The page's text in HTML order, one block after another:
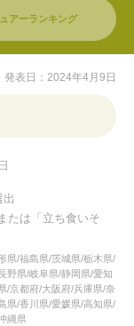
アーランキング
発表日：2024年4月9日
たは「立ち食いそ
県/福島県/茨城県/栃木県/
野県/岐阜県/静岡県/愛知
/京都府/大阪府/兵庫県/奈
県/香川県/愛媛県/高知県/
縄県